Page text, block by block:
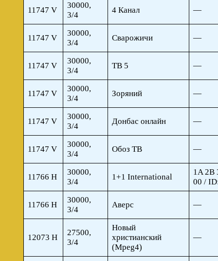
11747 V
30000,
3/4
4 Канал —
11747 V
30000,
3/4
Сварожичи —
11747 V
30000,
3/4
ТВ 5 —
11747 V
30000,
3/4
Зоряний —
11747 V
30000,
3/4
Донбас онлайн —
11747 V
30000,
3/4
Обоз ТВ —
11766 H
30000,
3/4
1+1 International
1A 2B
00 /
11766 H
30000,
3/4
Аверс —
12073 H
27500,
3/4
Новый
христианский
(Mpeg4)
—